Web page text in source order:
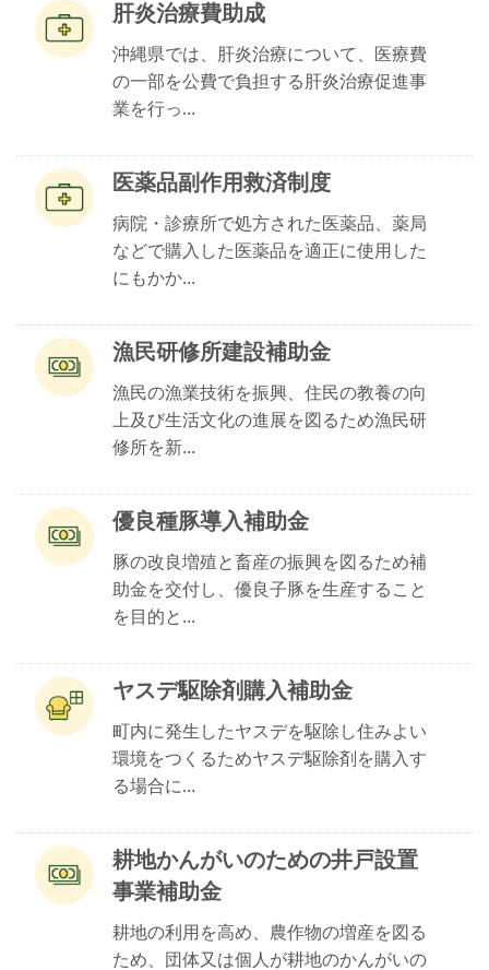
肝炎治療費助成
沖縄県では、肝炎治療について、医療費
の一部を公費で負担する肝炎治療促進事
業を行っ...
医薬品副作用救済制度
病院・診療所で処方された医薬品、薬局
などで購入した医薬品を適正に使用した
にもかか...
漁民研修所建設補助金
漁民の漁業技術を振興、住民の教養の向
上及び生活文化の進展を図るため漁民研
修所を新...
優良種豚導入補助金
豚の改良増殖と畜産の振興を図るため補
助金を交付し、優良子豚を生産すること
を目的と...
ヤスデ駆除剤購入補助金
町内に発生したヤスデを駆除し住みよい
環境をつくるためヤスデ駆除剤を購入す
る場合に...
耕地かんがいのための井戸設置
事業補助金
耕地の利用を高め、農作物の増産を図る
ため、団体又は個人が耕地のかんがいの